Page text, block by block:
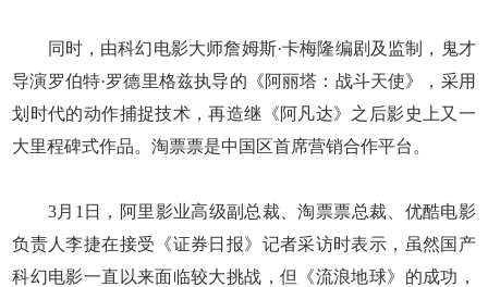
同时，由科幻电影大师詹姆斯·卡梅隆编剧及监制，鬼才
导演罗伯特·罗德里格兹执导的《阿丽塔：战斗天使》，采用
划时代的动作捕捉技术，再造继《阿凡达》之后影史上又一
大里程碑式作品。淘票票是中国区首席营销合作平台。
3月1日，阿里影业高级副总裁、淘票票总裁、优酷电影
负责人李捷在接受《证券日报》记者采访时表示，虽然国产
科幻电影一直以来面临较大挑战，但《流浪地球》的成功，